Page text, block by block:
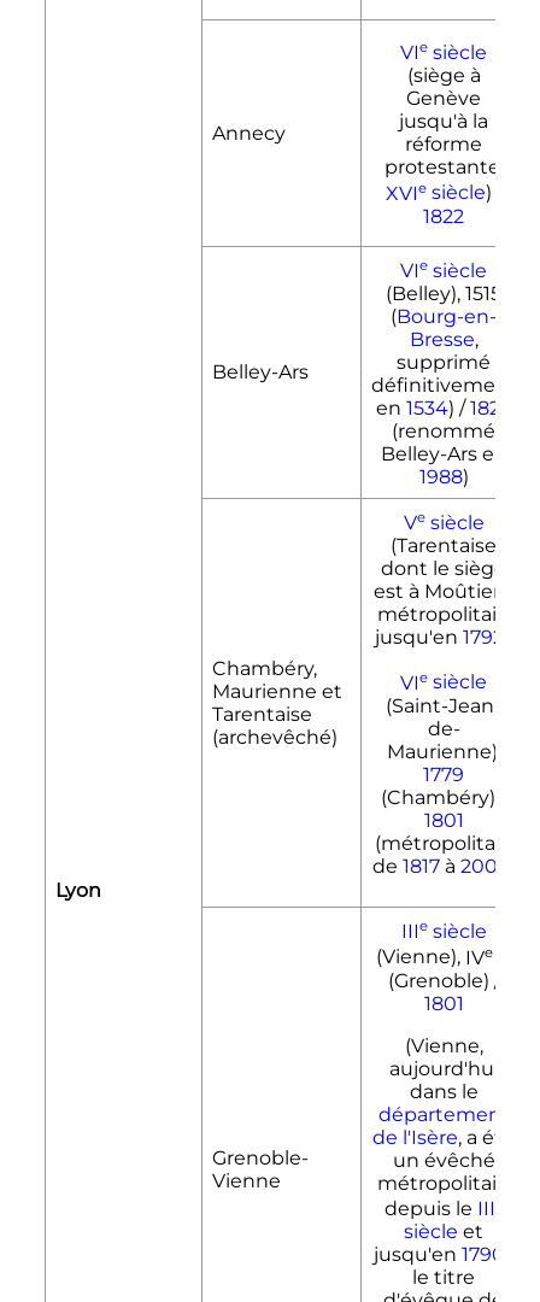
Lyon
Annecy
VIe siècle
(siège à
Genève
jusqu'à la
réforme
protestante,
XVIesiècle) /
1822
Belley-Ars
VIe siècle
(Belley), 1515
(Bourg-en-
Bresse,
supprimé
définitivement
en1534) /1822
(renommé
Belley-Ars en
1988)
Chambéry,
Maurienne et
Tarentaise
(archevêché)
Vesiècle
(Tarentaise
dont le siège
est à Moûtiers,
métropolitain
jusqu'en 1792
VIe siècle
(Saint-Jean-
de-
Maurienne),
1779
(Chambéry) /
1801
(métropolitain
de1817 à2002
Grenoble-
Vienne
IIIesiècle
(Vienne), IVe
(Grenoble) /
1801
(Vienne,
aujourd'hui
dans le
département
de l'Isère, a été
un évêché
métropolitain
depuis le III
siècle et
jusqu'en1790
le titre